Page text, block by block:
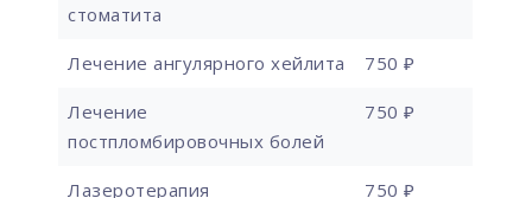
стоматита
Лечение ангулярного хейлита 750 ₽
Лечение
постпломбировочных болей
750 ₽
Лазеротерапия 750 ₽